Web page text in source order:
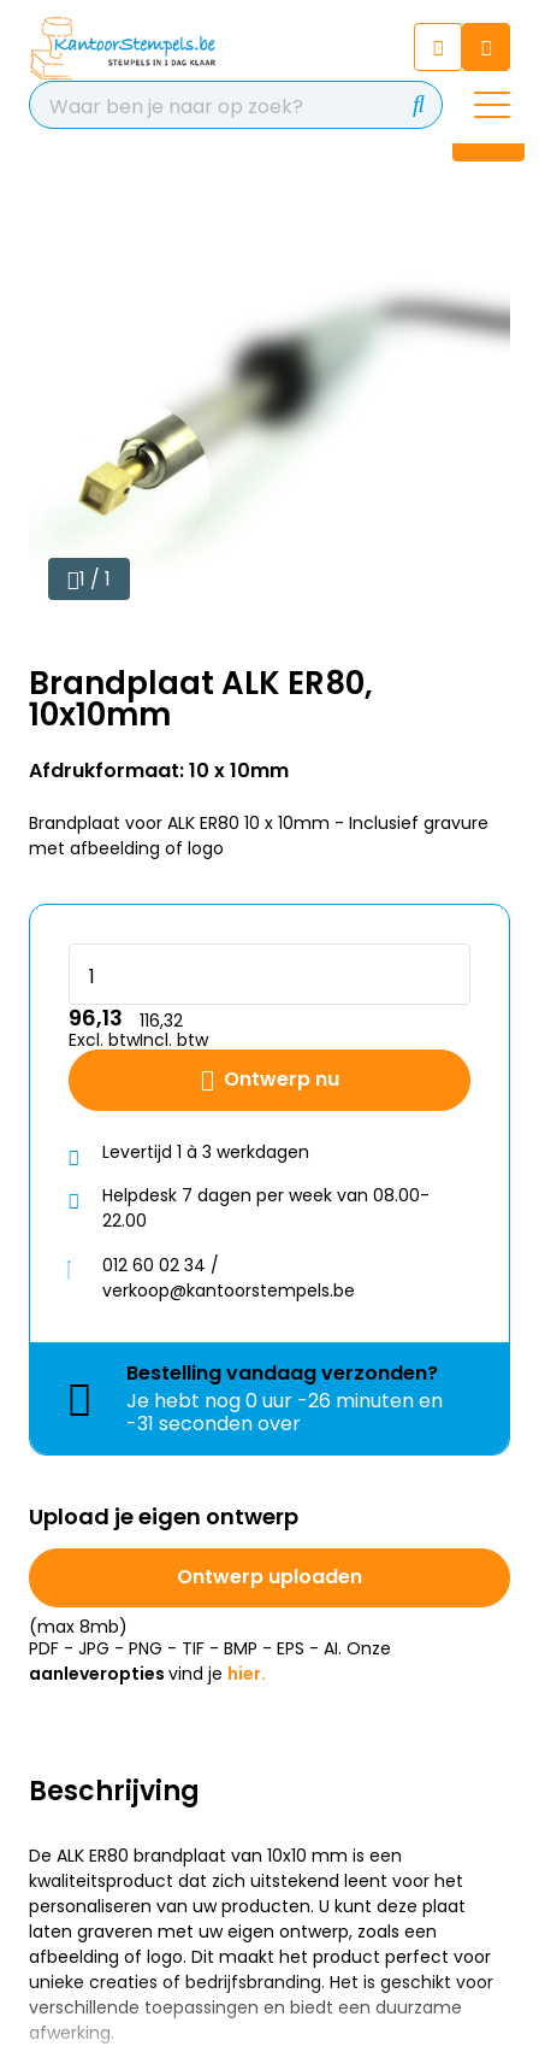
Chat 24/7 met onze chatbot
voor hulp
Contact
Beschrijving
De ALK ER80 brandplaat van 10x10 mm is een
kwaliteitsproduct dat zich uitstekend leent voor het
personaliseren van uw producten. U kunt deze plaat
laten graveren met uw eigen ontwerp, zoals een
afbeelding of logo. Dit maakt het product perfect voor
unieke creaties of bedrijfsbranding. Het is geschikt voor
verschillende toepassingen en biedt een duurzame
afwerking.
1 / 1
Brandplaat ALK ER80,
10x10mm
Afdrukformaat: 10 x 10mm
Brandplaat voor ALK ER80 10 x 10mm - Inclusief gravure
met afbeelding of logo
Ontwerp nu
96,13
Excl. btw
116,32
Incl. btw
Levertijd 1 à 3 werkdagen
Helpdesk 7 dagen per week van 08.00-
22.00
012 60 02 34 /
verkoop@kantoorstempels.be
Bestellingvandaagverzonden?
Je hebt nog0 uur -26 minuten en
-32 seconden over
Upload je eigen ontwerp
Ontwerp uploaden
(max 8mb)
PDF - JPG - PNG - TIF - BMP - EPS - AI. Onze
aanleveropties vind je hier.